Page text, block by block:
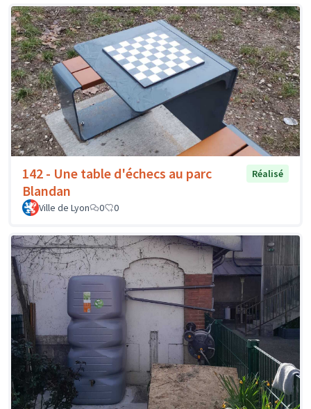
142 - Une table d'échecs au parc
Blandan
Réalisé
Ville de Lyon 0 0